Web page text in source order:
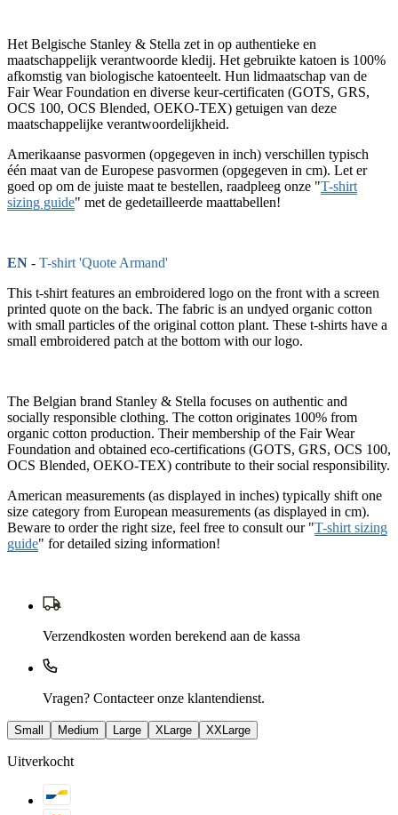
Het Belgische Stanley & Stella zet in op authentieke en
maatschappelijk verantwoorde kledij. Het gebruikte katoen is 100%
afkomstig van biologische katoenteelt. Hun lidmaatschap van de
Fair Wear Foundation en diverse keur-certificaten (GOTS, GRS,
OCS 100, OCS Blended, OEKO-TEX) getuigen van deze
maatschappelijke verantwoordelijkheid.
Amerikaanse pasvormen (opgegeven in inch) verschillen typisch
één maat van de Europese pasvormen (opgegeven in cm). Let er
goed op om de juiste maat te bestellen, raadpleeg onze "T-shirt
sizing guide" met de gedetailleerde maattabellen!
EN - T-shirt 'Quote Armand'
This t-shirt features an embroidered logo on the front with a screen
printed quote on the back. The fabric is an undyed organic cotton
with small particles of the original cotton plant. These t-shirts have a
small embroidered patch at the bottom with our logo.
The Belgian brand Stanley & Stella focuses on authentic and
socially responsible clothing. The cotton originates 100% from
organic cotton production. Their membership of the Fair Wear
Foundation and obtained eco-certifications (GOTS, GRS, OCS 100,
OCS Blended, OEKO-TEX) contribute to their social responsibility.
American measurements (as displayed in inches) typically shift one
size category from European measurements (as displayed in cm).
Beware to order the right size, feel free to consult our "T-shirt sizing
guide" for detailed sizing information!
Verzendkosten worden berekend aan de kassa
Vragen? Contacteer onze klantendienst.
Small Medium Large XLarge XXLarge
Uitverkocht